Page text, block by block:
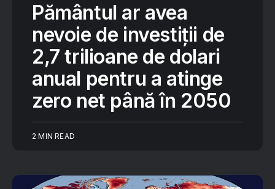
Pământul ar avea
nevoie de investiții de
2,7 trilioane de dolari
anual pentru a atinge
zero net până în 2050
2 MIN READ